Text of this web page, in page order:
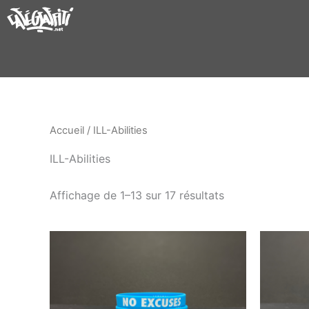
Aller
au
Accueil / ILL-Abilities
ILL-Abilities
Affichage de 1–13 sur 17 résultats